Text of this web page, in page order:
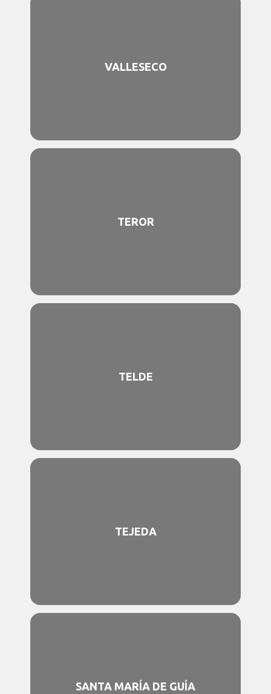
VALLESECO
TEROR
TELDE
TEJEDA
SANTA MARÍA DE GUÍA